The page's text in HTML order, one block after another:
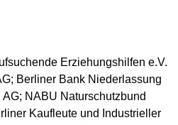
Erziehungshilfen e.V.
Berliner Bank Niederlassung
NABU Naturschutzbund
Kaufleute und Industrieller